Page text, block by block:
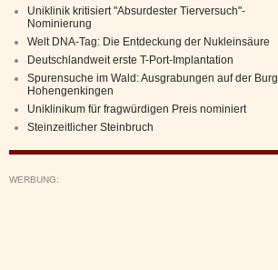
Uniklinik kritisiert "Absurdester Tierversuch"-
Nominierung
Welt DNA-Tag: Die Entdeckung der Nukleinsäure
Deutschlandweit erste T-Port-Implantation
Spurensuche im Wald: Ausgrabungen auf der Burg
Hohengenkingen
Uniklinikum für fragwürdigen Preis nominiert
Steinzeitlicher Steinbruch
WERBUNG: